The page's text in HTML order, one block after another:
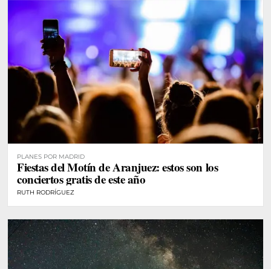
PLANES POR MADRID
Fiestas del Motín de Aranjuez: estos son los
conciertos gratis de este año
RUTH RODRÍGUEZ